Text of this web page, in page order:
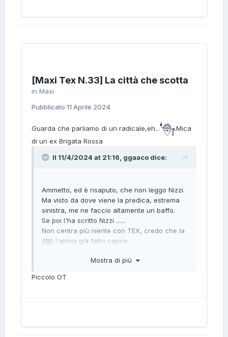
[Maxi Tex N.33] La città che scotta
in Maxi
Pubblicato 11 Aprile 2024
Guarda che parliamo di un radicale,eh...
Mica
di un ex Brigata Rossa
Il 11/4/2024 at 21:16, ggaaco dice:
Ammetto, ed è risaputo, che non leggo Nizzi.
Ma visto da dove viene la predica, estrema
sinistra, me ne faccio altamente un baffo.
Se poi l'ha scritto Nizzi ......
Non centra più niente con TEX, credo che la
SBE l'abbia già fatto capire.
Mostra di più
Piccolo OT